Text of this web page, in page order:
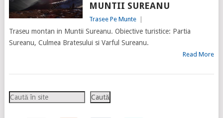
MUNTII SUREANU
Trasee Pe Munte
Traseu montan in Muntii Sureanu. Obiective turistice: Partia
Sureanu, Culmea Bratesului si Varful Sureanu.
Read More
Caută Caută